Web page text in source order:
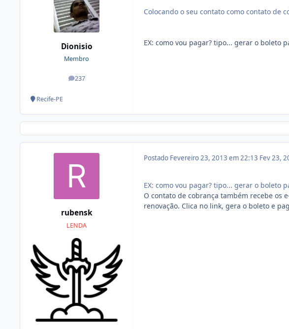
Dionisio
Membro
237
posts
Recife-PE
Colocando o seu contato como contato de
EX: como vou pagar? tipo... gerar o boleto
rubensk
LENDA
Postado Fevereiro 23, 2013 em 22:13 Fev 23,
EX: como vou pagar? tipo... gerar o boleto
O contato de cobrança também recebe os
renovação. Clica no link, gera o boleto e